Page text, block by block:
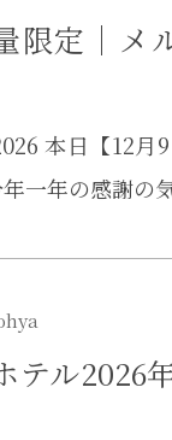
限定｜
本日【12
一年の感謝
テル2026